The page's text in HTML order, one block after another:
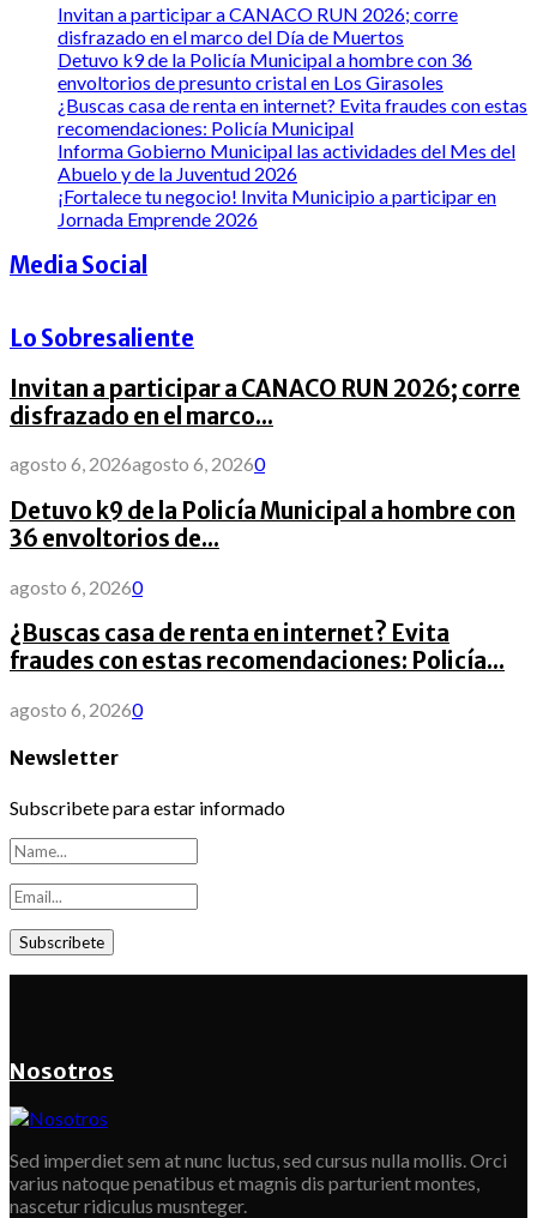
Invitan a participar a CANACO RUN 2026; corre
disfrazado en el marco del Día de Muertos
Detuvo k9 de la Policía Municipal a hombre con 36
envoltorios de presunto cristal en Los Girasoles
¿Buscas casa de renta en internet? Evita fraudes con estas
recomendaciones: Policía Municipal
Informa Gobierno Municipal las actividades del Mes del
Abuelo y de la Juventud 2026
¡Fortalece tu negocio! Invita Municipio a participar en
Jornada Emprende 2026
Media Social
Lo Sobresaliente
Invitan a participar a CANACO RUN 2026; corre
disfrazado en el marco...
agosto 6, 2026agosto 6, 20260
Detuvo k9 de la Policía Municipal a hombre con
36 envoltorios de...
agosto 6, 20260
¿Buscas casa de renta en internet? Evita
fraudes con estas recomendaciones: Policía...
agosto 6, 20260
Newsletter
Subscribete para estar informado
Nosotros
Sed imperdiet sem at nunc luctus, sed cursus nulla mollis. Orci
varius natoque penatibus et magnis dis parturient montes,
nascetur ridiculus musnteger.